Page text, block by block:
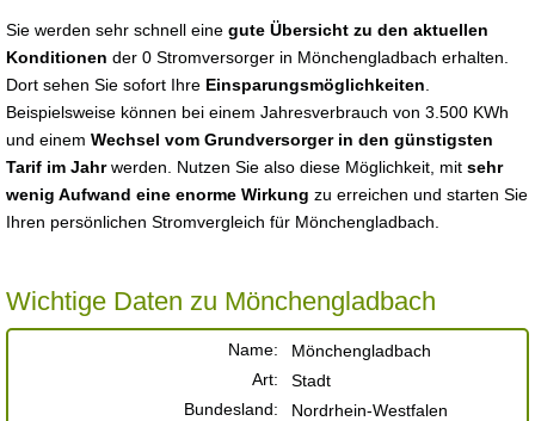
Sie werden sehr schnell eine gute Übersicht zu den aktuellen
Konditionen der 0 Stromversorger in Mönchengladbach erhalten.
Dort sehen Sie sofort Ihre Einsparungsmöglichkeiten
Beispielsweise können bei einem Jahresverbrauch von 3.500 KWh
und einem Wechsel vom Grundversorger in den günstigsten
Tarif im Jahrwerden. Nutzen Sie also diese Möglichkeit, mit sehr
wenig Aufwand eine enorme Wirkung zu erreichen und starten Sie
Ihren persönlichen Stromvergleich für Mönchengladbach.
Wichtige Daten zu Mönchengladbach
Name:
Mönchengladbach
Art:
Stadt
Bundesland:
Nordrhein-Westfalen